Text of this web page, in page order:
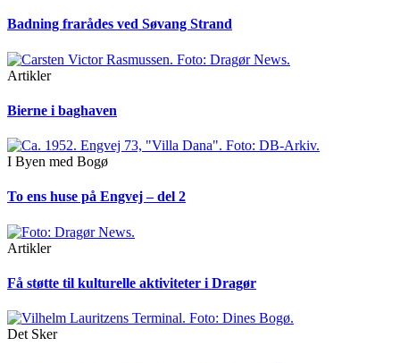
Badning frarådes ved Søvang Strand
Artikler
Bierne i baghaven
I Byen med Bogø
To ens huse på Engvej – del 2
Artikler
Få støtte til kulturelle aktiviteter i Dragør
Det Sker